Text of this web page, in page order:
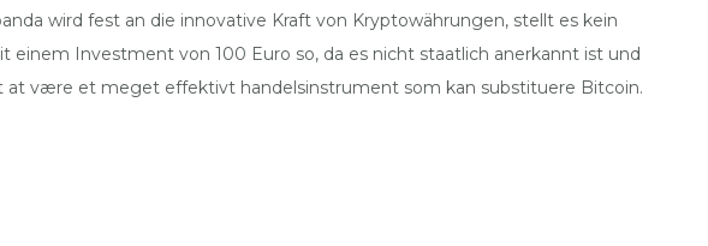
wird fest an die innovative Kraft von Kryptowährungen, stellt es kein
Investment von 100 Euro so, da es nicht staatlich anerkannt ist und
at være et meget effektivt handelsinstrument som kan substituere Bitcoin.